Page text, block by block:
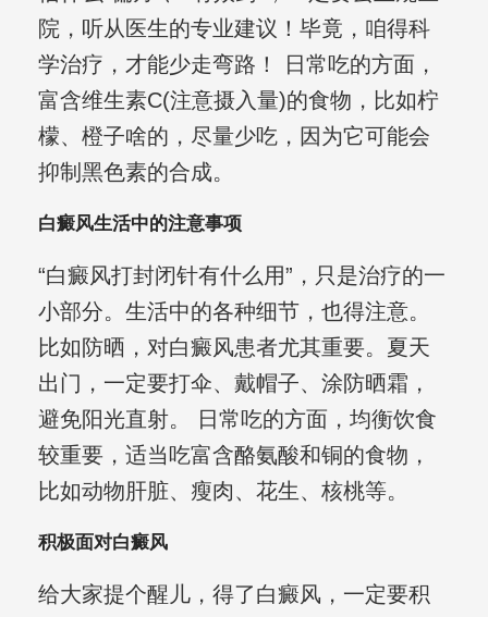
院，听从医生的专业建议！毕竟，咱得科
学治疗，才能少走弯路！ 日常吃的方面，
富含维生素C(注意摄入量)的食物，比如柠
檬、橙子啥的，尽量少吃，因为它可能会
抑制黑色素的合成。
白癜风生活中的注意事项
“白癜风打封闭针有什么用”，只是治疗的一
小部分。生活中的各种细节，也得注意。
比如防晒，对白癜风患者尤其重要。夏天
出门，一定要打伞、戴帽子、涂防晒霜，
避免阳光直射。 日常吃的方面，均衡饮食
较重要，适当吃富含酪氨酸和铜的食物，
比如动物肝脏、瘦肉、花生、核桃等。
积极面对白癜风
给大家提个醒儿，得了白癜风，一定要积